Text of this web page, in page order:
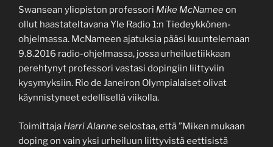
Swansean yliopiston professori Mike McNameeon
ollut haastateltavana Yle Radio 1:n Tiedeykkönen-
ohjelmassa. McNameen ajatuksia pääsi kuuntelemaan
9.8.2016 radio-ohjelmassa, jossa urheiluetiikkaan
perehtynyt professori vastasi dopingiin liittyviin
kysymyksiin. Rio de Janeiron Olympialaiset olivat
käynnistyneet edellisellä viikolla.
Toimittaja Harri Alanneselostaa, että ”Miken mukaan
doping on vain yksi urheiluun liittyvistä eettisistä